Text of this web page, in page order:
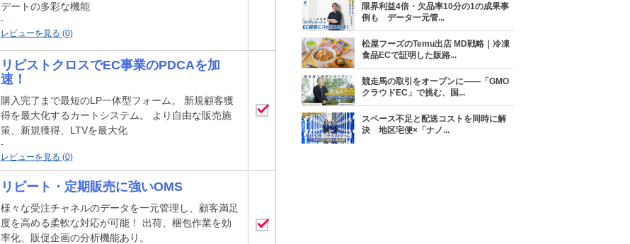
デートの多彩な機能
-
レビューを見る (0)
リピストクロスでEC事業のPDCAを加
速！
購入完了まで最短のLP一体型フォーム。 新規顧客獲
得を最大化するカートシステム。 より自由な販売施
策、新規獲得、LTVを最大化
-
レビューを見る (0)
リピート・定期販売に強いOMS
様々な受注チャネルのデータを一元管理し、顧客満足
度を高める柔軟な対応が可能！ 出荷、梱包作業を効
率化、販促企画の分析機能あり。
限界利益4倍・欠品率10分の1の成果事
例も データ一元管...
松屋フーズのTemu出店 MD戦略｜冷凍
食品ECで証明した販路...
競走馬の取引をオープンに――「GMO
クラウドEC」で挑む、国...
スペース不足と配送コストを同時に解
決 地区宅便×「ナノ...